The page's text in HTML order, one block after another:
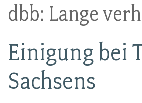
dbb: Lange
Einigung bei
Sachsens